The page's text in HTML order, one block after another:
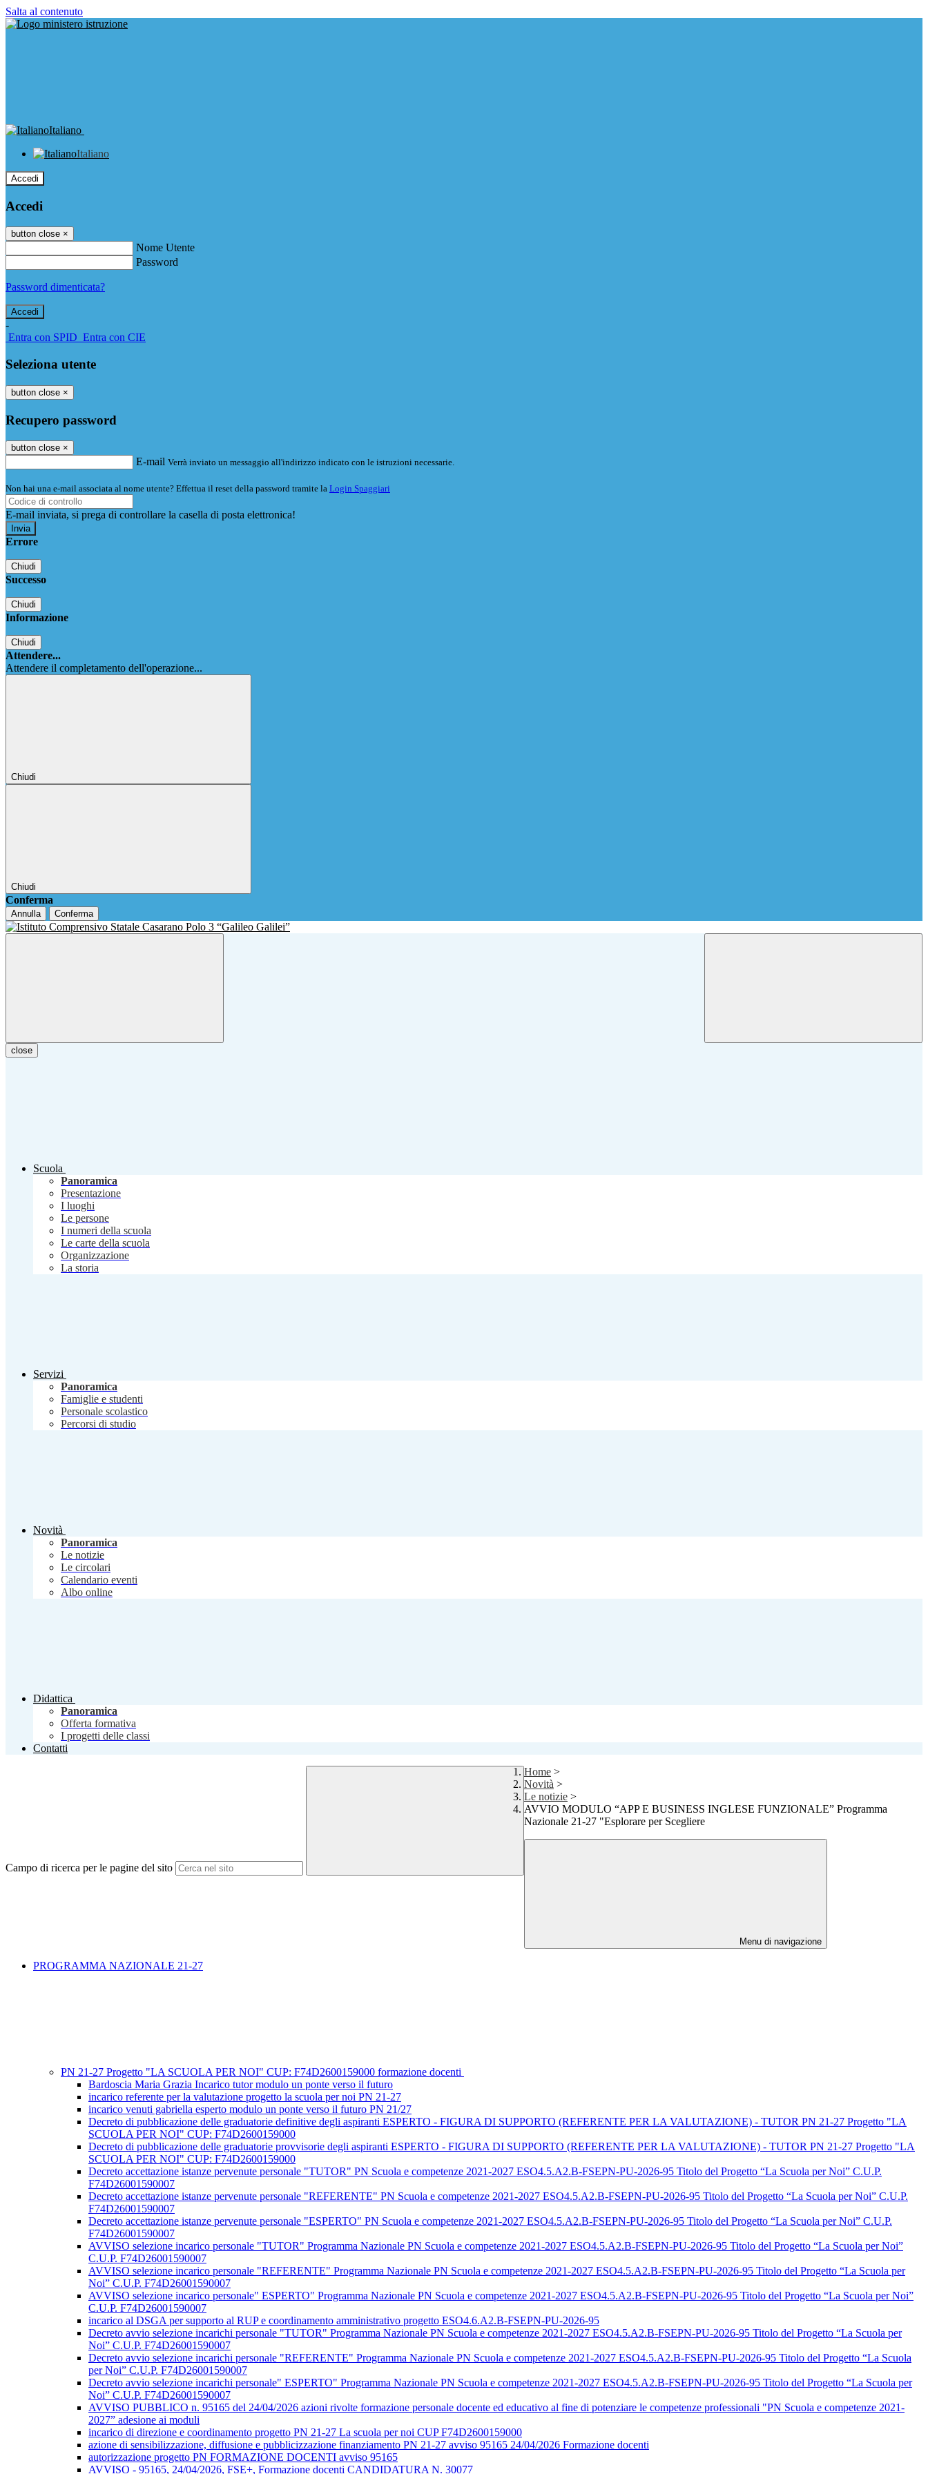
Salta al contenuto
Italiano
Italiano
Accedi
Accedi
button close ×
Nome Utente
Password
Password dimenticata?
-
Entra con SPID Entra con CIE
Seleziona utente
button close ×
Recupero password
button close ×
E-mail Verrà inviato un messaggio all'indirizzo indicato con le istruzioni necessarie.
Non hai una e-mail associata al nome utente? Effettua il reset della password tramite la Login Spaggiari
E-mail inviata, si prega di controllare la casella di posta elettronica!
Errore
Chiudi
Successo
Chiudi
Informazione
Chiudi
Attendere...
Attendere il completamento dell'operazione...
Chiudi
Chiudi
Conferma
Annulla Conferma
close
Scuola
Panoramica
Presentazione
I luoghi
Le persone
I numeri della scuola
Le carte della scuola
Organizzazione
La storia
Servizi
Panoramica
Famiglie e studenti
Personale scolastico
Percorsi di studio
Novità
Panoramica
Le notizie
Le circolari
Calendario eventi
Albo online
Didattica
Panoramica
Offerta formativa
I progetti delle classi
Contatti
Campo di ricerca per le pagine del sito
Home >
Novità >
Le notizie >
AVVIO MODULO “APP E BUSINESS INGLESE FUNZIONALE” Programma
Nazionale 21-27 "Esplorare per Scegliere
Menu di navigazione
PROGRAMMA NAZIONALE 21-27
PN 21-27 Progetto "LA SCUOLA PER NOI" CUP: F74D2600159000 formazione docenti
Bardoscia Maria Grazia Incarico tutor modulo un ponte verso il futuro
incarico referente per la valutazione progetto la scuola per noi PN 21-27
incarico venuti gabriella esperto modulo un ponte verso il futuro PN 21/27
Decreto di pubblicazione delle graduatorie definitive degli aspiranti ESPERTO - FIGURA DI SUPPORTO (REFERENTE PER LA VALUTAZIONE) - TUTOR PN 21-27 Progetto "LA
SCUOLA PER NOI" CUP: F74D2600159000
Decreto di pubblicazione delle graduatorie provvisorie degli aspiranti ESPERTO - FIGURA DI SUPPORTO (REFERENTE PER LA VALUTAZIONE) - TUTOR PN 21-27 Progetto "LA
SCUOLA PER NOI" CUP: F74D2600159000
Decreto accettazione istanze pervenute personale "TUTOR" PN Scuola e competenze 2021-2027 ESO4.5.A2.B-FSEPN-PU-2026-95 Titolo del Progetto “La Scuola per Noi” C.U.P.
F74D26001590007
Decreto accettazione istanze pervenute personale "REFERENTE" PN Scuola e competenze 2021-2027 ESO4.5.A2.B-FSEPN-PU-2026-95 Titolo del Progetto “La Scuola per Noi” C.U.P.
F74D26001590007
Decreto accettazione istanze pervenute personale "ESPERTO" PN Scuola e competenze 2021-2027 ESO4.5.A2.B-FSEPN-PU-2026-95 Titolo del Progetto “La Scuola per Noi” C.U.P.
F74D26001590007
AVVISO selezione incarico personale "TUTOR" Programma Nazionale PN Scuola e competenze 2021-2027 ESO4.5.A2.B-FSEPN-PU-2026-95 Titolo del Progetto “La Scuola per Noi”
C.U.P. F74D26001590007
AVVISO selezione incarico personale "REFERENTE" Programma Nazionale PN Scuola e competenze 2021-2027 ESO4.5.A2.B-FSEPN-PU-2026-95 Titolo del Progetto “La Scuola per
Noi” C.U.P. F74D26001590007
AVVISO selezione incarico personale" ESPERTO" Programma Nazionale PN Scuola e competenze 2021-2027 ESO4.5.A2.B-FSEPN-PU-2026-95 Titolo del Progetto “La Scuola per Noi”
C.U.P. F74D26001590007
incarico al DSGA per supporto al RUP e coordinamento amministrativo progetto ESO4.6.A2.B-FSEPN-PU-2026-95
Decreto avvio selezione incarichi personale "TUTOR" Programma Nazionale PN Scuola e competenze 2021-2027 ESO4.5.A2.B-FSEPN-PU-2026-95 Titolo del Progetto “La Scuola per
Noi” C.U.P. F74D26001590007
Decreto avvio selezione incarichi personale "REFERENTE" Programma Nazionale PN Scuola e competenze 2021-2027 ESO4.5.A2.B-FSEPN-PU-2026-95 Titolo del Progetto “La Scuola
per Noi” C.U.P. F74D26001590007
Decreto avvio selezione incarichi personale" ESPERTO" Programma Nazionale PN Scuola e competenze 2021-2027 ESO4.5.A2.B-FSEPN-PU-2026-95 Titolo del Progetto “La Scuola per
Noi” C.U.P. F74D26001590007
AVVISO PUBBLICO n. 95165 del 24/04/2026 azioni rivolte formazione personale docente ed educativo al fine di potenziare le competenze professionali "PN Scuola e competenze 2021-
2027” adesione ai moduli
incarico di direzione e coordinamento progetto PN 21-27 La scuola per noi CUP F74D2600159000
azione di sensibilizzazione, diffusione e pubblicizzazione finanziamento PN 21-27 avviso 95165 24/04/2026 Formazione docenti
autorizzazione progetto PN FORMAZIONE DOCENTI avviso 95165
AVVISO - 95165, 24/04/2026, FSE+, Formazione docenti CANDIDATURA N. 30077